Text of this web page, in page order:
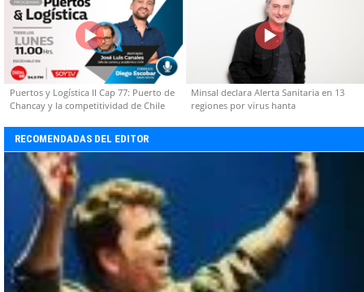
Puertos y Logística II Cap 77: Puerto de
Chancay y la competitividad de Chile
Minsal declara Alerta Sanitaria en 13
regiones por virus hanta
RECOMENDADAS DEL EDITOR